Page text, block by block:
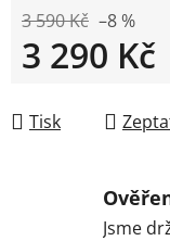
3 590 Kč –8 %
3 290 Kč
Tisk
Jsme